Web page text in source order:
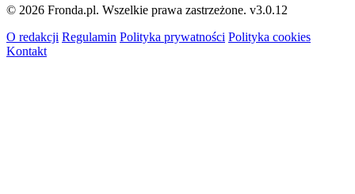
© 2026 Fronda.pl. Wszelkie prawa zastrzeżone. v3.0.12
O redakcji Regulamin Polityka prywatności Polityka cookies
Kontakt